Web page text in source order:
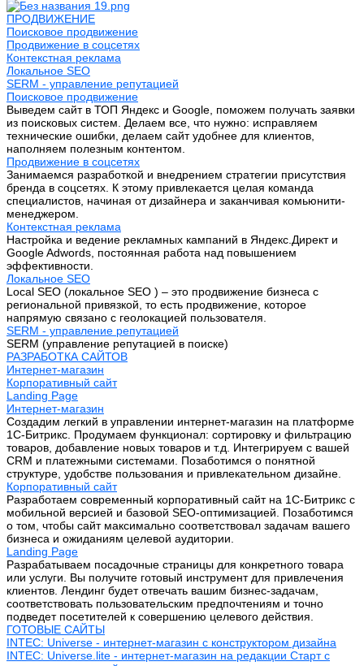
ПРОДВИЖЕНИЕ
Поисковое продвижение
Продвижение в соцсетях
Контекстная реклама
Локальное SEO
SERM - управление репутацией
Поисковое продвижение
Выведем сайт в ТОП Яндекс и Google, поможем получать заявки
из поисковых систем. Делаем все, что нужно: исправляем
технические ошибки, делаем сайт удобнее для клиентов,
наполняем полезным контентом.
Продвижение в соцсетях
Занимаемся разработкой и внедрением стратегии присутствия
бренда в соцсетях. К этому привлекается целая команда
специалистов, начиная от дизайнера и заканчивая комьюнити-
менеджером.
Контекстная реклама
Настройка и ведение рекламных кампаний в Яндекс.Директ и
Google Adwords, постоянная работа над повышением
эффективности.
Локальное SEO
Local SEO (локальное SEO ) – это продвижение бизнеса с
региональной привязкой, то есть продвижение, которое
напрямую связано с геолокацией пользователя.
SERM - управление репутацией
SERM (управление репутацией в поиске)
РАЗРАБОТКА САЙТОВ
Интернет-магазин
Корпоративный сайт
Landing Page
Интернет-магазин
Создадим легкий в управлении интернет-магазин на платформе
1С-Битрикс. Продумаем функционал: сортировку и фильтрацию
товаров, добавление новых товаров и т.д. Интегрируем с вашей
CRM и платежными системами. Позаботимся о понятной
структуре, удобстве пользования и привлекательном дизайне.
Корпоративный сайт
Разработаем современный корпоративный сайт на 1С-Битрикс с
мобильной версией и базовой SEO-оптимизацией. Позаботимся
о том, чтобы сайт максимально соответствовал задачам вашего
бизнеса и ожиданиям целевой аудитории.
Landing Page
Разрабатываем посадочные страницы для конкретного товара
или услуги. Вы получите готовый инструмент для привлечения
клиентов. Лендинг будет отвечать вашим бизнес-задачам,
соответствовать пользовательским предпочтениям и точно
подведет посетителей к совершению целевого действия.
ГОТОВЫЕ САЙТЫ
INTEC: Universe - интернет-магазин с конструктором дизайна
INTEC: Universe.lite - интернет-магазин на редакции Старт с